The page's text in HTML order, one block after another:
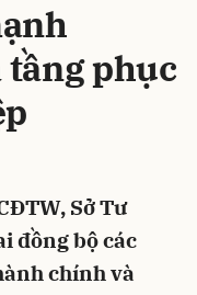
tầng phục
Sở Tư
đồng bộ các
chính và